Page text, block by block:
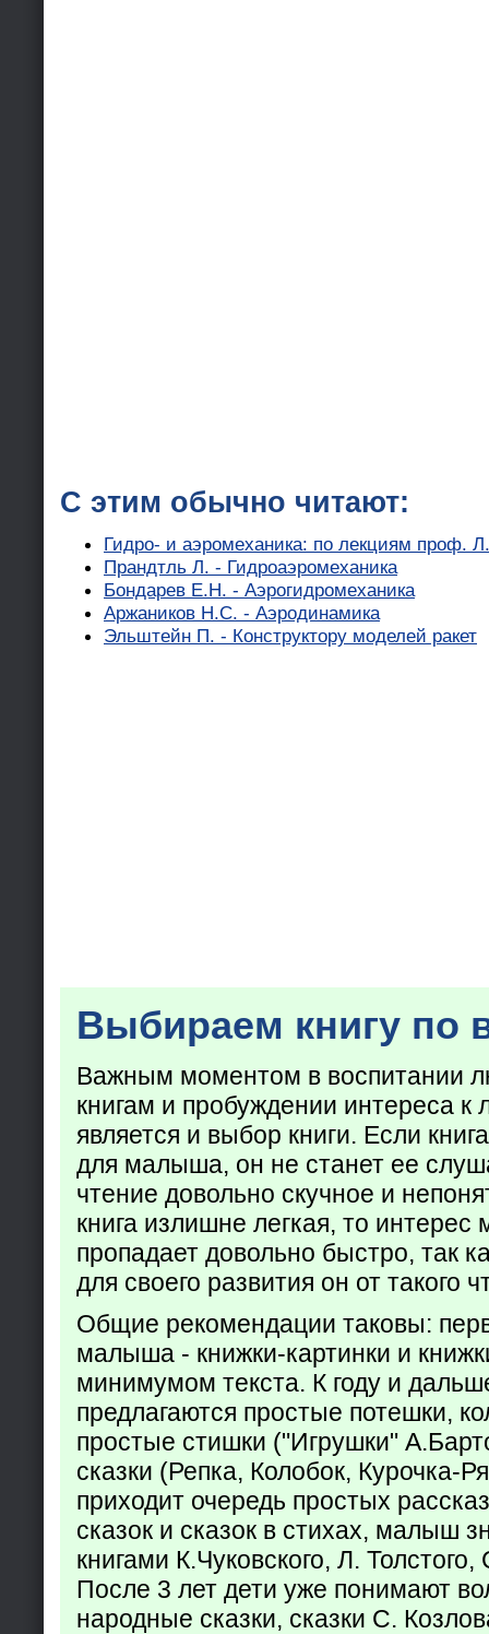
С этим обычно читают:
Гидро- и аэромеханика: по лекциям проф.
Прандтль Л. - Гидроаэромеханика
Бондарев Е.Н. - Аэрогидромеханика
Аржаников Н.С. - Аэродинамика
Эльштейн П. - Конструктору моделей ракет
Выбираем книгу по
Важным моментом в воспитании
книгам и пробуждении интереса к
является и выбор книги. Если
для малыша, он не станет ее
чтение довольно скучное и
книга излишне легкая, то
пропадает довольно быстро, так
для своего развития он от такого
Общие рекомендации таковы:
малыша - книжки-картинки и
минимумом текста. К году и
предлагаются простые потешки,
простые стишки ("Игрушки"
сказки (Репка, Колобок, Курочка-
приходит очередь простых
сказок и сказок в стихах, малыш
книгами К.Чуковского, Л.
После 3 лет дети уже понимают
народные сказки, сказки С.